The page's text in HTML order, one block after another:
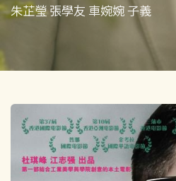
朱芷瑩 張學友 車婉婉 子義